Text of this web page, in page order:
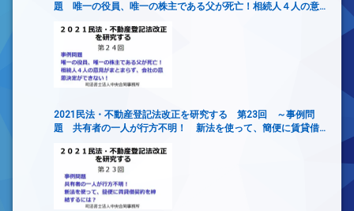
題 唯一の役員、唯一の株主である父が死亡！相続人４人の意
2021民法・不動産登記法改正を研究する 第23回 ～事例問
題 共有者の一人が行方不明！ 新法を使って、簡便に賃貸借